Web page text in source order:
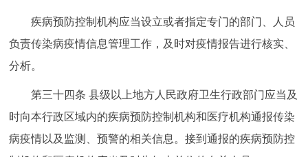
疾病预防控制机构应当设立或者指定专门的部门、人员
负责传染病疫情信息管理工作，及时对疫情报告进行核实、
分析。
第三十四条 县级以上地方人民政府卫生行政部门应当及
时向本行政区域内的疾病预防控制机构和医疗机构通报传染
病疫情以及监测、预警的相关信息。接到通报的疾病预防控